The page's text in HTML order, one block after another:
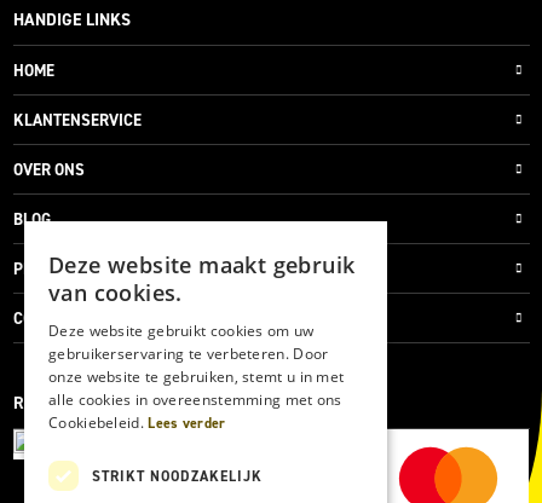
HANDIGE LINKS
HOME
KLANTENSERVICE
OVER ONS
BLOG
PRIVACYVERKLARING
COOKIES
REVIEWMERK
Deze website maakt gebruik
van cookies.
Deze website gebruikt cookies om uw
gebruikerservaring te verbeteren. Door
onze website te gebruiken, stemt u in met
alle cookies in overeenstemming met ons
Cookiebeleid.Lees verder
STRIKT NOODZAKELIJK